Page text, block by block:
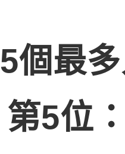
5個最
第5位